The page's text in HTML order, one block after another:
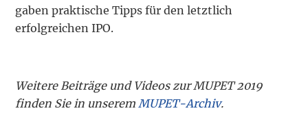
gaben praktische Tipps für den letztlich
erfolgreichen IPO.
Weitere Beiträge und Videos zur MUPET 2019
finden Sie in unserem MUPET-Archiv.